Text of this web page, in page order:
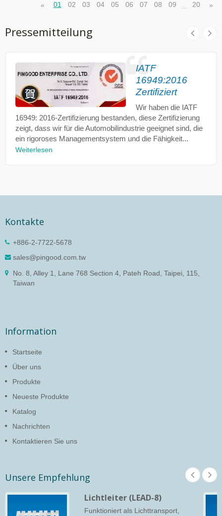
« 01 02 03 04 05 06 07 08 09 … 20 »
Pressemitteilung
IATF
16949:2016
Zertifiziert
Wir haben die IATF
16949: 2016-Zertifizierung bestanden, diese Zertifizierung
zeigt, dass wir für die Automobilindustrie geeignet sind, die
ein rigoroses Managementsystem und die Fähigkeit...
Weiterlesen
Kontakte
+886-2-7722-5678
sales@pingood.com.tw
No. 8, Alley 1, Lane 768 Section 4, Pateh Road, Taipei, 115,
Taiwan
Information
Startseite
Über uns
Produkte
Neueste Produkte
Katalog
Nachrichten
Kontaktieren Sie uns
Unsere Empfehlung
Lichtleiter (LEAD-8)
Funktioniert als Lichttransport,